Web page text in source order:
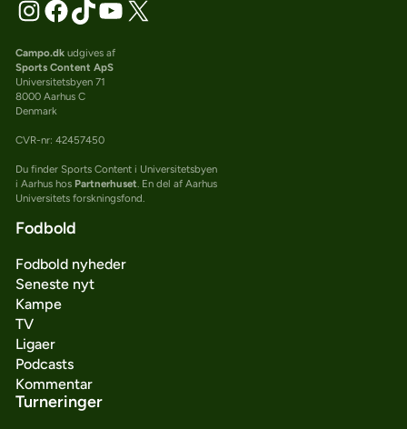
Campo.dkudgives af
Sports Content ApS
Universitetsbyen 71
8000 Aarhus C
Denmark
CVR-nr: 42457450
Du finder Sports Content i Universitetsbyen
i Aarhus hos Partnerhuset. En del af Aarhus
Universitets forskningsfond.
Fodbold
Fodbold nyheder
Seneste nyt
Kampe
TV
Ligaer
Podcasts
Kommentar
Turneringer